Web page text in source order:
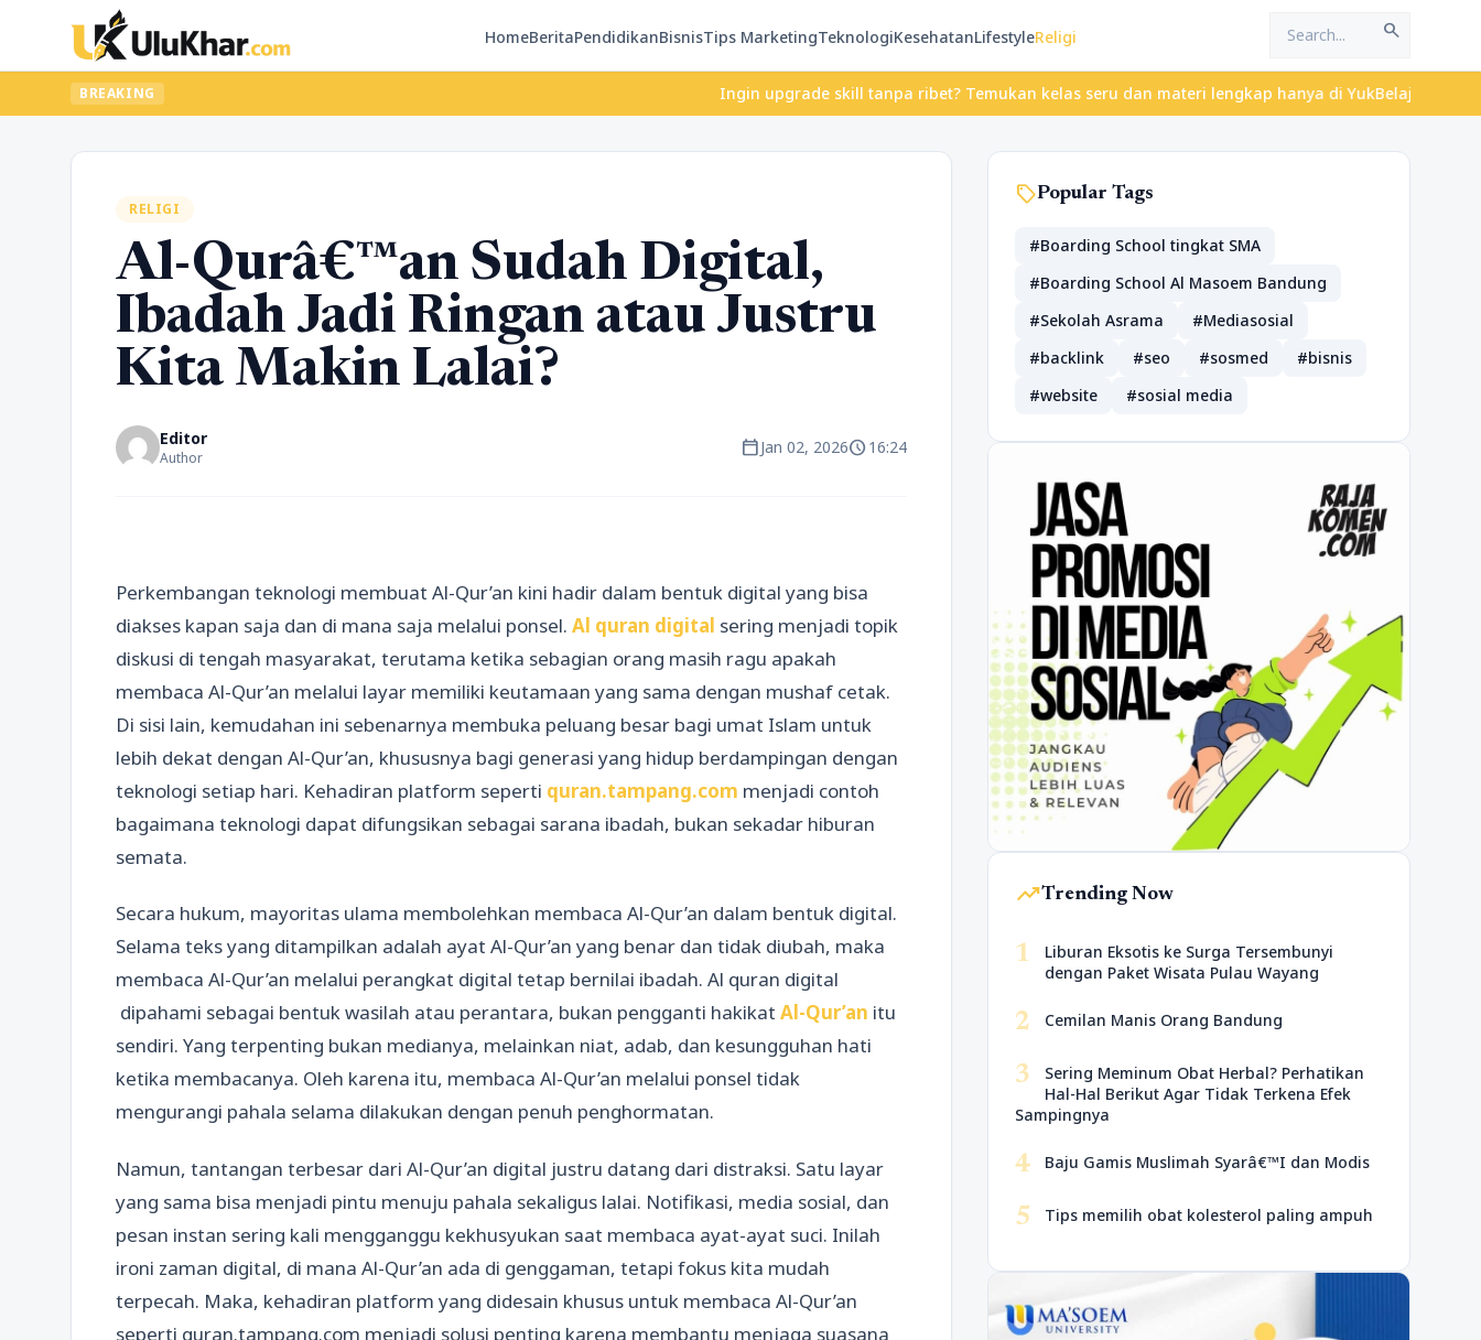
HomeBeritaPendidikanBisnisTips MarketingTeknologiKesehatanLifestyleReligi search
BREAKING Ingin upgrade skill tanpa ribet? Temukan kelas seru dan materi lengkap hanya di YukBelajar.com. Mulai
RELIGI
Al-Qurâ€™an Sudah Digital,
Ibadah Jadi Ringan atau Justru
Kita Makin Lalai?
Editor
Author calendar_todayJan 02, 2026schedule16:24
Perkembangan teknologi membuat Al-Qur’an kini hadir dalam bentuk digital yang bisa
diakses kapan saja dan di mana saja melalui ponsel. Al quran digital sering menjadi topik
diskusi di tengah masyarakat, terutama ketika sebagian orang masih ragu apakah
membaca Al-Qur’an melalui layar memiliki keutamaan yang sama dengan mushaf cetak.
Di sisi lain, kemudahan ini sebenarnya membuka peluang besar bagi umat Islam untuk
lebih dekat dengan Al-Qur’an, khususnya bagi generasi yang hidup berdampingan dengan
teknologi setiap hari. Kehadiran platform seperti quran.tampang.com menjadi contoh
bagaimana teknologi dapat difungsikan sebagai sarana ibadah, bukan sekadar hiburan
semata.
Secara hukum, mayoritas ulama membolehkan membaca Al-Qur’an dalam bentuk digital.
Selama teks yang ditampilkan adalah ayat Al-Qur’an yang benar dan tidak diubah, maka
membaca Al-Qur’an melalui perangkat digital tetap bernilai ibadah. Al quran digital
dipahami sebagai bentuk wasilah atau perantara, bukan pengganti hakikat Al-Qur’an itu
sendiri. Yang terpenting bukan medianya, melainkan niat, adab, dan kesungguhan hati
ketika membacanya. Oleh karena itu, membaca Al-Qur’an melalui ponsel tidak
mengurangi pahala selama dilakukan dengan penuh penghormatan.
Namun, tantangan terbesar dari Al-Qur’an digital justru datang dari distraksi. Satu layar
yang sama bisa menjadi pintu menuju pahala sekaligus lalai. Notifikasi, media sosial, dan
pesan instan sering kali mengganggu kekhusyukan saat membaca ayat-ayat suci. Inilah
ironi zaman digital, di mana Al-Qur’an ada di genggaman, tetapi fokus kita mudah
terpecah. Maka, kehadiran platform yang didesain khusus untuk membaca Al-Qur’an
seperti quran.tampang.com menjadi solusi penting karena membantu menjaga suasana
sellPopular Tags
#Boarding School tingkat SMA
#Boarding School Al Masoem Bandung
#Sekolah Asrama
#Mediasosial
#backlink
#seo #sosmed
#bisnis
#website
#sosial media
trending_upTrending Now
1
Liburan Eksotis ke Surga Tersembunyi
dengan Paket Wisata Pulau Wayang
2 Cemilan Manis Orang Bandung
3
Sering Meminum Obat Herbal? Perhatikan
Hal-Hal Berikut Agar Tidak Terkena Efek
Sampingnya
4 Baju Gamis Muslimah Syarâ€™I dan Modis
5 Tips memilih obat kolesterol paling ampuh